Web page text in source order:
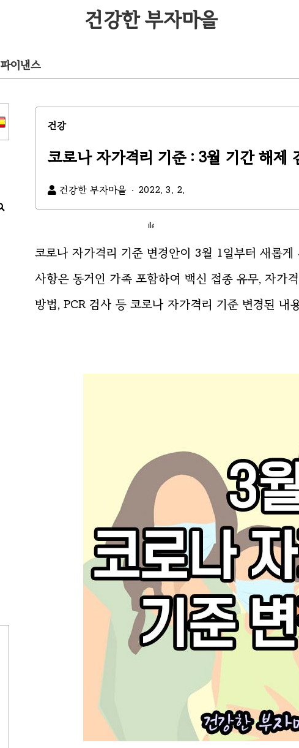
건강한 부자마을
파이낸스
건강
코로나 자가격리 기준 : 3월 기간 해제
건강한 부자마을 2022. 3. 2.
코로나 자가격리 기준 변경안이 3월 1일부터 새롭
사항은 동거인 가족 포함하여 백신 접종 유무, 자가
방법, PCR 검사 등 코로나 자가격리 기준 변경된 내